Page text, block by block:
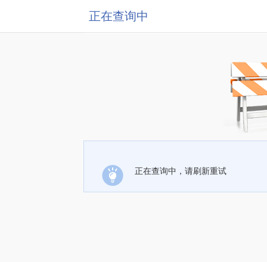
正在查询中
正在查询中，请刷新重试